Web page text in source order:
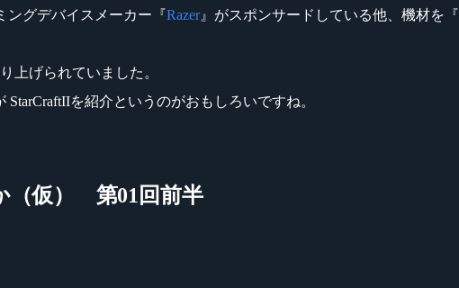
ングデバイスメーカー『Razer』がスポンサードしている他、機材を『
上げられていました。
を紹介というのがおもしろいですね。
（仮） 第01回前半